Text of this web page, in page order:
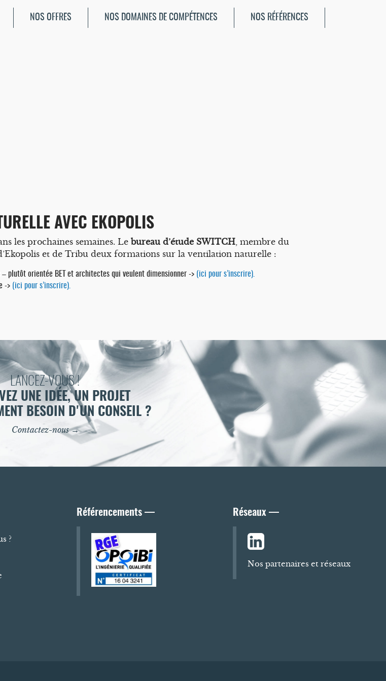
NOS OFFRES NOS DOMAINES DE COMPÉTENCES NOS RÉFÉRENCES
AVEC EKOPOLIS
les prochaines semaines. Le bureau d’étude SWITCH , membre du
et de Tribu deux formations sur la ventilation naturelle :
plutôt orientée BET et architectes qui veulent dimensionner -> (ici pour s’inscrire).
-> (ici pour s’inscrire).
LANCEZ-VOUS !
UNE IDÉE, UN PROJET
BESOIN D'UN CONSEIL ?
Contactez-nous →
?
Référencements — Réseaux —
Nos partenaires et réseaux